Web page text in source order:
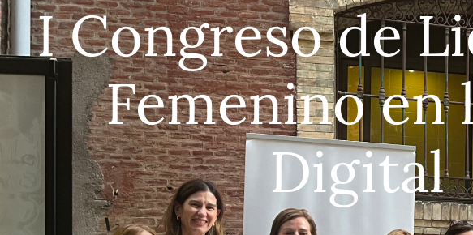
I Congreso de
Femenino en
Digital